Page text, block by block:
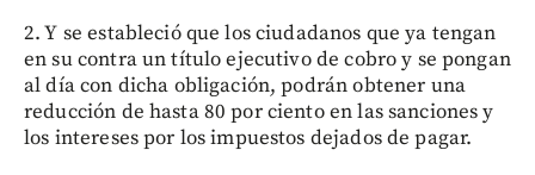
2. Y se estableció que los ciudadanos que ya tengan
en su contra un título ejecutivo de cobro y se pongan
al día con dicha obligación, podrán obtener una
reducción de hasta 80 por ciento en las sanciones y
los intereses por los impuestos dejados de pagar.